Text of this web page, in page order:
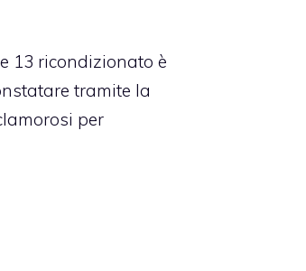
13 ricondizionato è
tramite la
per